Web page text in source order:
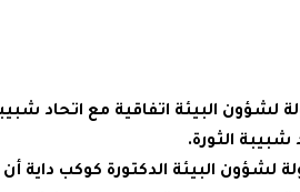
لشؤون البيئة اتفاقية مع اتحاد
الثورة.
لشؤون البيئة الدكتورة كوكب